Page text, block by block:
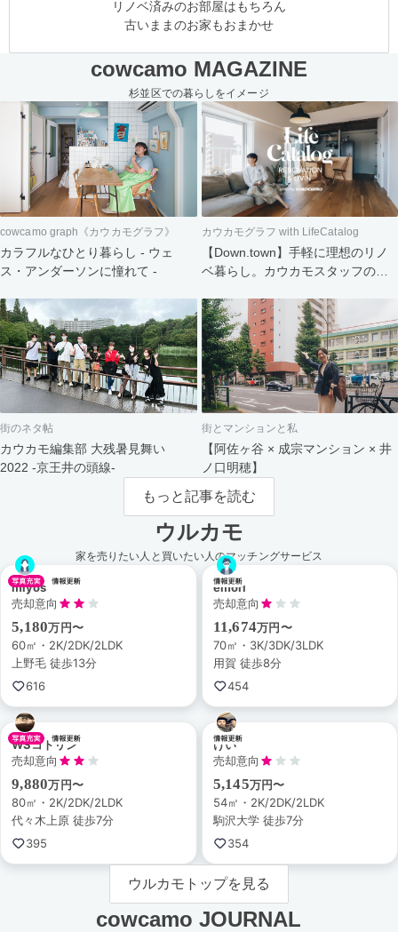
リノベ済みのお部屋はもちろん
古いままのお家もおまかせ
cowcamo MAGAZINE
杉並区での暮らしをイメージ
cowcamo graph《カウカモグラフ》
カラフルなひとり暮らし - ウェ
ス・アンダーソンに憧れて -
カウカモグラフ with LifeCatalog
【Down.town】手軽に理想のリノ
ベ暮らし。カウカモスタッフの家
街のネタ帖
カウカモ編集部 大残暑見舞い
2022 -京王井の頭線-
街とマンションと私
【阿佐ヶ谷 × 成宗マンション × 井
ノ口明穂】
もっと記事を読む
ウルカモ
家を売りたい人と買いたい人のマッチングサービス
miyos
売却意向
5,180万円〜
60㎡・2K/2DK/2LDK
上野毛 徒歩13分
616
emori
売却意向
11,674万円〜
70㎡・3K/3DK/3LDK
用賀 徒歩8分
454
WSコトリン
売却意向
9,880万円〜
80㎡・2K/2DK/2LDK
代々木上原 徒歩7分
395
けい
売却意向
5,145万円〜
54㎡・2K/2DK/2LDK
駒沢大学 徒歩7分
354
ウルカモトップを見る
cowcamo JOURNAL